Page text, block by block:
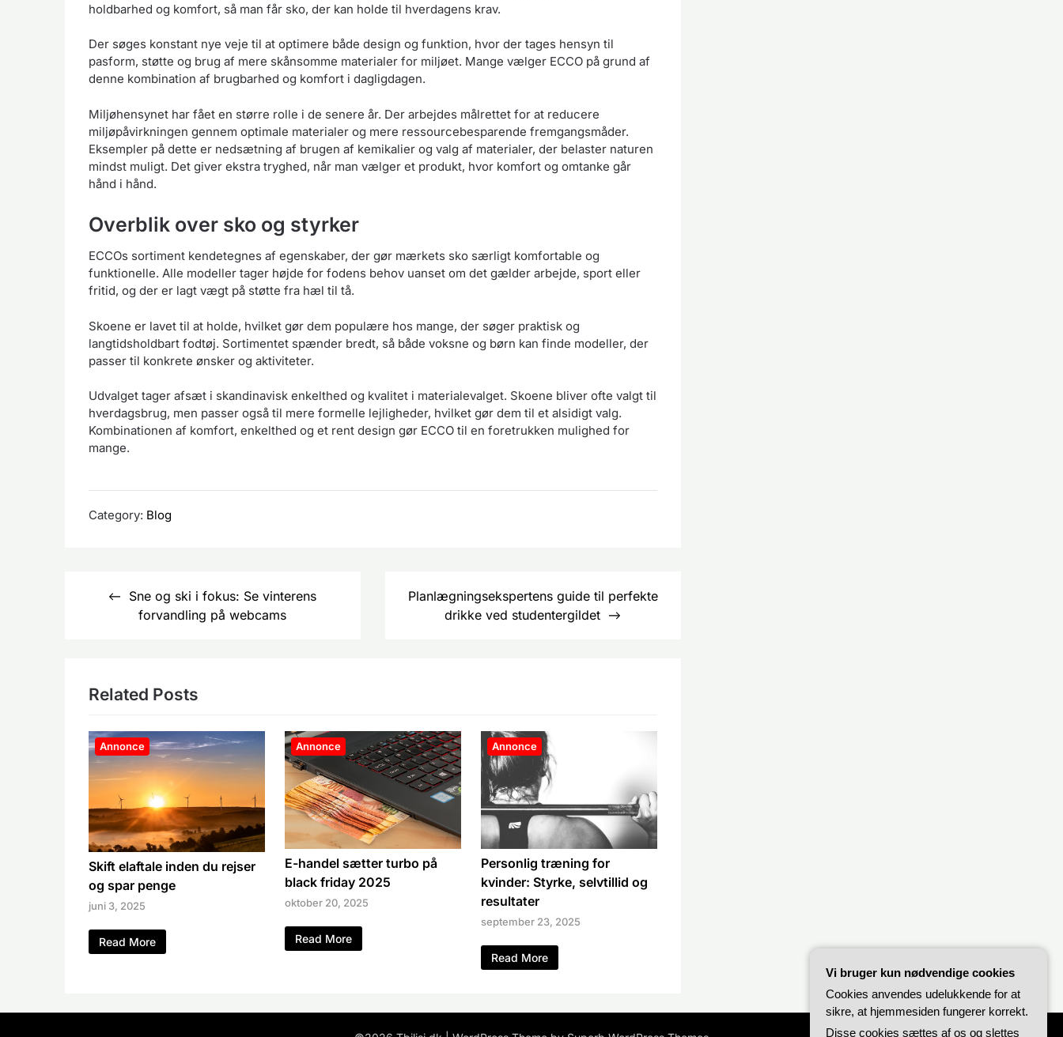
holdbarhed og komfort, så man får sko, der kan holde til hverdagens krav.
Der søges konstant nye veje til at optimere både design og funktion, hvor der tages hensyn til
pasform, støtte og brug af mere skånsomme materialer for miljøet. Mange vælger ECCO på grund af
denne kombination af brugbarhed og komfort i dagligdagen.
Miljøhensynet har fået en større rolle i de senere år. Der arbejdes målrettet for at reducere
miljøpåvirkningen gennem optimale materialer og mere ressourcebesparende fremgangsmåder.
Eksempler på dette er nedsætning af brugen af kemikalier og valg af materialer, der belaster naturen
mindst muligt. Det giver ekstra tryghed, når man vælger et produkt, hvor komfort og omtanke går
hånd i hånd.
Overblik over sko og styrker
ECCOs sortiment kendetegnes af egenskaber, der gør mærkets sko særligt komfortable og
funktionelle. Alle modeller tager højde for fodens behov uanset om det gælder arbejde, sport eller
fritid, og der er lagt vægt på støtte fra hæl til tå.
Skoene er lavet til at holde, hvilket gør dem populære hos mange, der søger praktisk og
langtidsholdbart fodtøj. Sortimentet spænder bredt, så både voksne og børn kan finde modeller, der
passer til konkrete ønsker og aktiviteter.
Udvalget tager afsæt i skandinavisk enkelthed og kvalitet i materialevalget. Skoene bliver ofte valgt til
hverdagsbrug, men passer også til mere formelle lejligheder, hvilket gør dem til et alsidigt valg.
Kombinationen af komfort, enkelthed og et rent design gør ECCO til en foretrukken mulighed for
mange.
Category: Blog
Indlægsnavigation
Sne og ski i fokus: Se vinterens
forvandling på webcams
Planlægningsekspertens guide til perfekte
drikke ved studentergildet
Related Posts
Annonce
Skift elaftale inden du rejser
og spar penge
juni 3, 2025
Read More
Annonce
E-handel sætter turbo på
black friday 2025
oktober 20, 2025
Read More
Annonce
Personlig træning for
kvinder: Styrke, selvtillid og
resultater
september 23, 2025
Read More
Vi bruger kun nødvendige cookies
Cookies anvendes udelukkende for at
sikre, at hjemmesiden fungerer korrekt.
Disse cookies sættes af os og slettes